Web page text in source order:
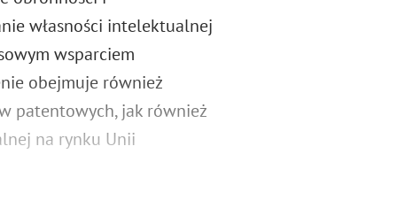
własności intelektualnej
wsparciem
obejmuje również
patentowych, jak również
na rynku Unii